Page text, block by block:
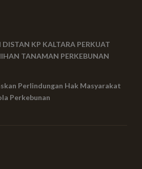
KP KALTARA PERKUAT
TANAMAN PERKEBUNAN
Perlindungan Hak Masyarakat
Perkebunan